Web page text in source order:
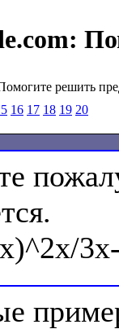
решить
16 17 18 19 20